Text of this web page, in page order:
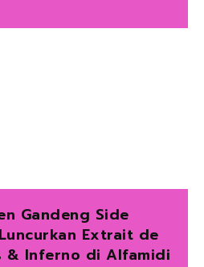
Gandeng Side
Extrait de
& Inferno di Alfamidi